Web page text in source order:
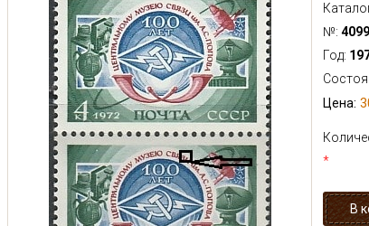
№: 4099
Год:
Цена:
*